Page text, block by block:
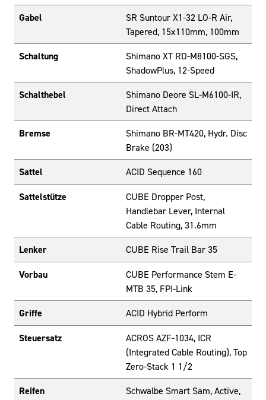
Gabel
SR Suntour X1-32 LO-R Air,
Tapered, 15x110mm, 100mm
Schaltung
Shimano XT RD-M8100-SGS,
ShadowPlus, 12-Speed
Schalthebel
Shimano Deore SL-M6100-IR,
Direct Attach
Bremse
Shimano BR-MT420, Hydr. Disc
Brake (203)
Sattel ACID Sequence 160
Sattelstütze
CUBE Dropper Post,
Handlebar Lever, Internal
Cable Routing, 31.6mm
Lenker CUBE Rise Trail Bar 35
Vorbau
CUBE Performance Stem E-
MTB 35, FPI-Link
Griffe ACID Hybrid Perform
Steuersatz
ACROS AZF-1034, ICR
(Integrated Cable Routing), Top
Zero-Stack 1 1/2
Reifen
Schwalbe Smart Sam, Active,